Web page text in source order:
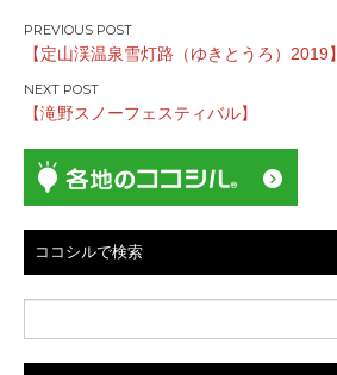
投
稿
ナ
ビ
ゲ
ー
ョ
ン
【定山渓温泉雪灯路（ゆきとうろ）2019】
【滝野スノーフェスティバル】
ココシルで検索